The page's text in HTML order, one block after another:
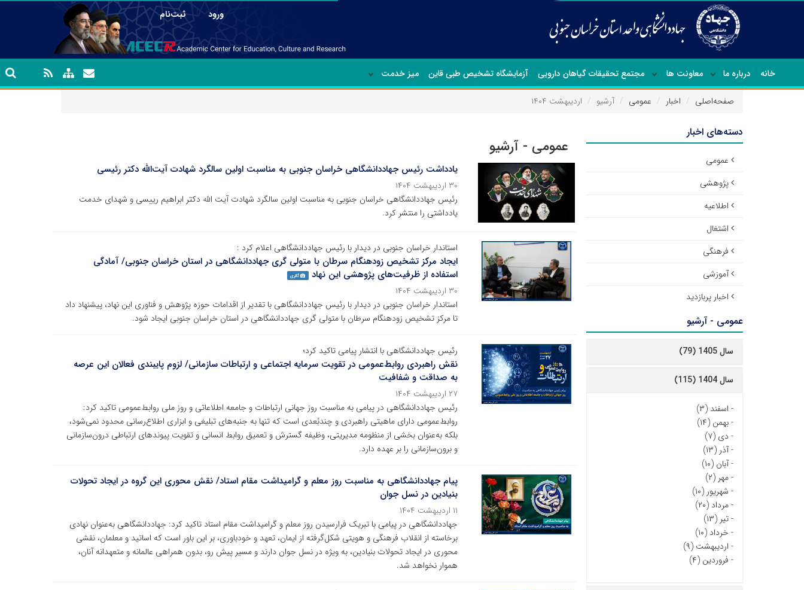
ورود | ثبت‌نام
خانه درباره ما معاونت ها مجتمع تحقیقات گیاهان دارویی آزمایشگاه تشخیص طبی قاین میز خدمت
صفحه‌اصلی اخبار عمومی آرشیو اردیبهشت ۱۴۰۴
عمومی - آرشیو
یادداشت رئیس جهاددانشگاهی خراسان جنوبی به مناسبت اولین سالگرد شهادت آیت‌الله دکتر رئیسی
۳۰ اردیبهشت ۱۴۰۴
رئیس جهاددانشگاهی خراسان جنوبی به مناسبت اولین سالگرد شهادت آیت الله دکتر ابراهیم رییسی و شهدای خدمت
یادداشتی را منتشر کرد.
استاندار خراسان جنوبی در دیدار با رئیس جهاددانشگاهی اعلام کرد :
ایجاد مرکز تشخیص زودهنگام سرطان با متولی گری جهاددانشگاهی در استان خراسان جنوبی/ آمادگی
استفاده از ظرفیت‌های پژوهشی این نهاد
گالری
۳۰ اردیبهشت ۱۴۰۴
استاندار خراسان جنوبی در دیدار با رئیس جهاددانشگاهی با تقدیر از اقدامات حوزه پژوهش و فناوری این نهاد، پیشنهاد داد
تا مرکز تشخیص زودهنگام سرطان با متولی گری جهاددانشگاهی در استان خراسان جنوبی ایجاد شود.
رئیس جهاددانشگاهی با انتشار پیامی تاکید کرد؛
نقش راهبردی روابط‌عمومی در تقویت سرمایه اجتماعی و ارتباطات سازمانی/ لزوم پایبندی فعالان این عرصه
به صداقت و شفافیت
۲۷ اردیبهشت ۱۴۰۴
رئیس جهاددانشگاهی در پیامی به مناسبت روز جهانی ارتباطات و جامعه اطلاعاتی و روز ملی روابط‌عمومی تاکید کرد:
روابط‌عمومی دارای ماهیتی راهبردی و چندبُعدی است که تنها به جنبه‌های تبلیغی و ابزاری اطلاع‌رسانی محدود نمی‌شود،
بلکه به‌عنوان بخشی از منظومه مدیریتی، وظیفه گسترش و تعمیق روابط انسانی و تقویت پیوندهای ارتباطی درون‌سازمانی
و برون‌سازمانی را بر عهده دارد.
پیام جهاددانشگاهی به مناسبت روز معلم و گرامیداشت مقام استاد/ نقش محوری این گروه در ایجاد تحولات
بنیادین در نسل جوان
۱۱ اردیبهشت ۱۴۰۴
جهاددانشگاهی در پیامی با تبریک فرارسیدن روز معلم و گرامیداشت مقام استاد تاکید کرد: جهاددانشگاهی به‌عنوان نهادی
برخاسته از انقلاب فرهنگی و هویتی شکل‌گرفته از ایمان، تعهد و خودباوری، بر این باور است که اساتید و معلمان، نقشی
محوری در ایجاد تحولات بنیادین، به ویژه در نسل جوان دارند و مسیر پیش‌ رو، بدون همراهی عالمانه و متعهدانه آنان،
هموار نخواهد شد.
دسته‌های اخبار
عمومی
پژوهشی
اطلاعیه
اشتغال
فرهنگی
آموزشی
اخبار پربازدید
عمومی - آرشیو
سال 1405 (79)
سال 1404 (115)
- اسفند (۳)
-بهمن (۱۴)
- دی (۷)
-آذر (۱۳)
-آبان (۱۰)
-مهر (۲)
- شهریور (۱۰)
-مرداد (۲۰)
-تیر (۱۳)
- خرداد (۱۰)
- اردیبهشت (۹)
- فروردین (۴)